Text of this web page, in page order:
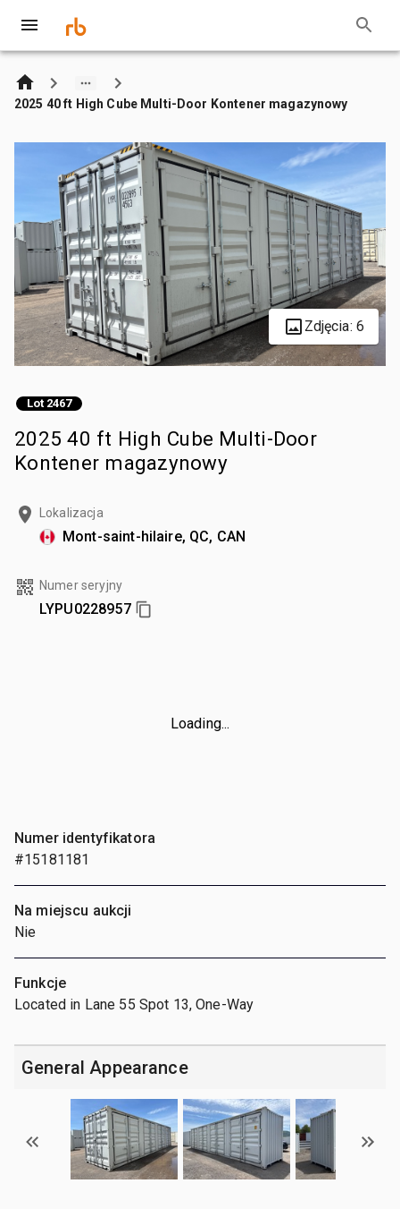
2025 40 ft High Cube Multi-Door Kontener magazynowy
Zdjęcia: 6
Lot 2467
2025 40 ft High Cube Multi-Door
Kontener magazynowy
Lokalizacja
Mont-saint-hilaire, QC, CAN
Numer seryjny
LYPU0228957
Loading...
Numer identyfikatora
#15181181
Na miejscu aukcji
Nie
Funkcje
Located in Lane 55 Spot 13, One-Way
General Appearance